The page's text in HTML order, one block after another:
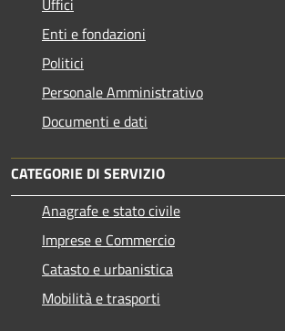
Uffici
Enti e fondazioni
Politici
Personale Amministrativo
Documenti e dati
CATEGORIE DI SERVIZIO
Anagrafe e stato civile
Imprese e Commercio
Catasto e urbanistica
Mobilità e trasporti